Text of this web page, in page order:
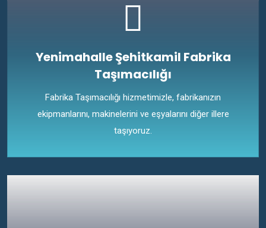
Yenimahalle Şehitkamil Fabrika
Taşımacılığı
Fabrika Taşımacılığı hizmetimizle, fabrikanızın
ekipmanlarını, makinelerini ve eşyalarını diğer illere
taşıyoruz.